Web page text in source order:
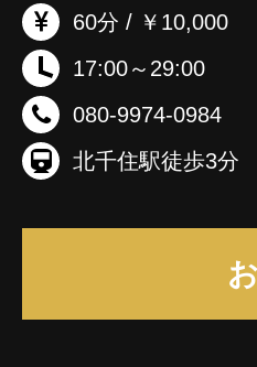
60分 / ￥10,000
17:00～29:00
080-9974-0984
北千住駅徒歩3分